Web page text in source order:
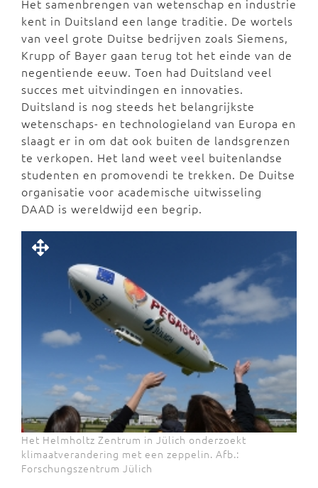
Het samenbrengen van wetenschap en industrie
kent in Duitsland een lange traditie. De wortels
van veel grote Duitse bedrijven zoals Siemens,
Krupp of Bayer gaan terug tot het einde van de
negentiende eeuw. Toen had Duitsland veel
succes met uitvindingen en innovaties.
Duitsland is nog steeds het belangrijkste
wetenschaps- en technologieland van Europa en
slaagt er in om dat ook buiten de landsgrenzen
te verkopen. Het land weet veel buitenlandse
studenten en promovendi te trekken. De Duitse
organisatie voor academische uitwisseling
DAAD is wereldwijd een begrip.
Het Helmholtz Zentrum in Jülich onderzoekt
klimaatverandering met een zeppelin. Afb.:
Forschungszentrum Jülich